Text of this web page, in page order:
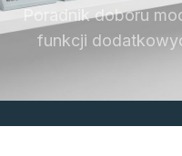
Poradnik doboru
funkcji